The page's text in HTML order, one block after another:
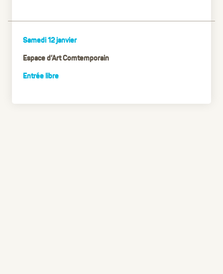
Samedi 12 janvier
Espace d’Art Comtemporain
Entrée libre